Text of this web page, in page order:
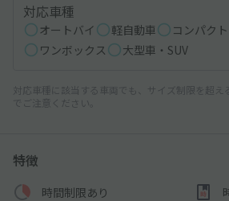
対応車種
オートバイ 軽自動車 コンパク
ワンボックス
大型車・SUV
対応車種に該当する車両でも、サイズ制限を超え
でご注意ください。
特徴
時間制限あり